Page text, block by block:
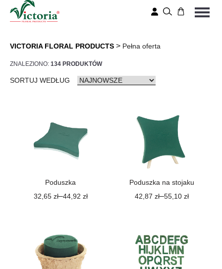
VICTORIA FLORAL PRODUCTS > Pełna oferta
ZNALEZIONO: 134 PRODUKTÓW
SORTUJ WEDŁUG
Poduszka
32,65 zł–44,92 zł
Poduszka na stojaku
42,87 zł–55,10 zł